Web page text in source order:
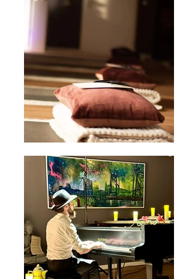
flachem Mini-Teich hören, in dem
auch Goldfisch, Frosch und
Insider-Tipps zu Ausflügen und
Aktivitäten erhaltet ihr in unserer
Gästemappe, meist aber auch von
uns vor Ort.
Denn im Kunsthaus neben dem
Landhaus befindet sich ein Atelier
und eine Galerie, in der wir fast täglich
für Euch zur Verfügung stehen.
Kommt vorbei, wir freuen uns auf
Eure Jana & Euer Michael
Herzlich Willkommen zu Deiner
Auszeit in unserer Wohlfühloase.